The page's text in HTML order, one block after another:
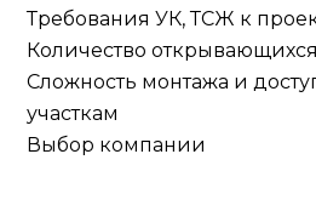
Требования УК, ТСЖ к
Количество
Сложность монтажа и
участкам
Выбор компании